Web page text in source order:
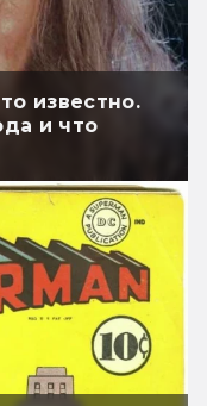
известно.
и что